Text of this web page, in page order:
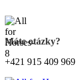
Máte otázky?
+421 915 409 969